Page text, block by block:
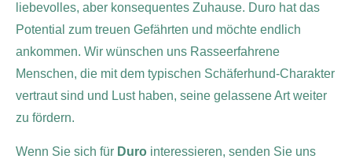
liebevolles, aber konsequentes Zuhause. Duro hat das
Potential zum treuen Gefährten und möchte endlich
ankommen. Wir wünschen uns Rasseerfahrene
Menschen, die mit dem typischen Schäferhund-Charakter
vertraut sind und Lust haben, seine gelassene Art weiter
zu fördern.
Wenn Sie sich für Duro interessieren, senden Sie uns